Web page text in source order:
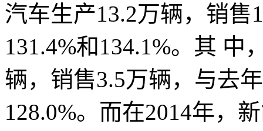
汽车生产13.2万辆，销
131.4%和134.1%。其 中
辆，销售3.5万辆，与去
128.0%。而在2014年，